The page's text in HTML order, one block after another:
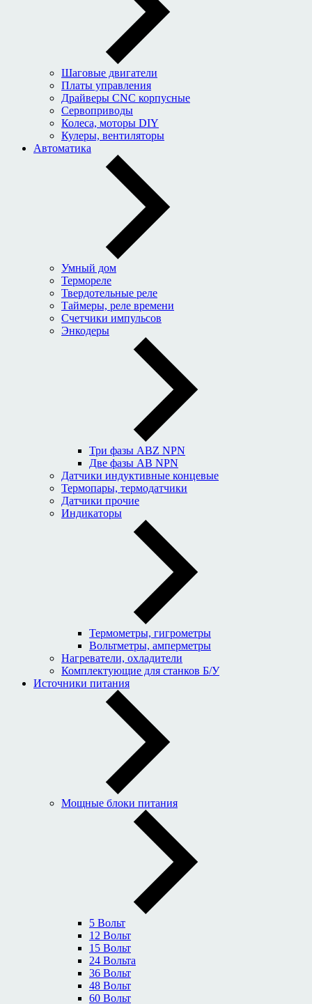
Шаговые двигатели
Платы управления
Драйверы CNC корпусные
Сервоприводы
Колеса, моторы DIY
Кулеры, вентиляторы
Автоматика
Умный дом
Термореле
Твердотельные реле
Таймеры, реле времени
Счетчики импульсов
Энкодеры
Три фазы ABZ NPN
Две фазы AB NPN
Датчики индуктивные концевые
Термопары, термодатчики
Датчики прочие
Индикаторы
Термометры, гигрометры
Вольтметры, амперметры
Нагреватели, охладители
Комплектующие для станков Б/У
Источники питания
Мощные блоки питания
5 Вольт
12 Вольт
15 Вольт
24 Вольта
36 Вольт
48 Вольт
60 Вольт